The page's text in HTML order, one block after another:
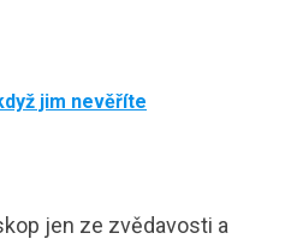
jim nevěříte
jen ze zvědavosti a